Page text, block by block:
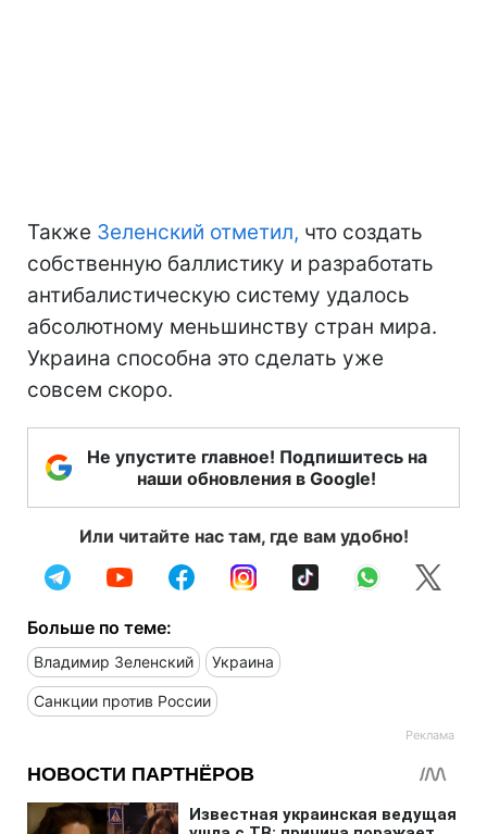
Также Зеленский отметил, что создать
собственную баллистику и разработать
антибалистическую систему удалось
абсолютному меньшинству стран мира.
Украина способна это сделать уже
совсем скоро.
Не упустите главное! Подпишитесь на
наши обновления в Google!
Или читайте нас там, где вам удобно!
Больше по теме:
Владимир Зеленский Украина
Санкции против России